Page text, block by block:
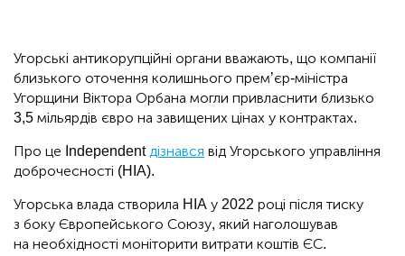
Угорські антикорупційні органи вважають, що компанії
близького оточення колишнього прем’єр-міністра
Угорщини Віктора Орбана могли привласнити близько
3,5 мільярдів євро на завищених цінах у контрактах.
Про це Independentдізнався від Угорського управління
доброчесності (HIA).
Угорська влада створила HIA у 2022 році після тиску
з боку Європейського Союзу, який наголошував
на необхідності моніторити витрати коштів ЄС.